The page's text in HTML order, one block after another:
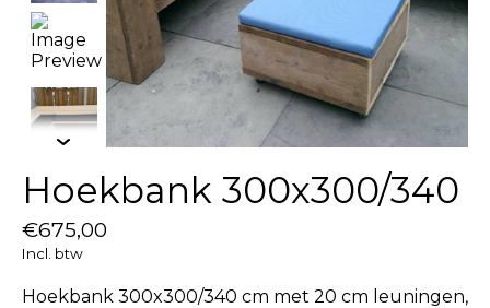
Hoekbank 300x300/340
€675,00
Incl. btw
Hoekbank 300x300/340 cm met 20 cm leuningen,